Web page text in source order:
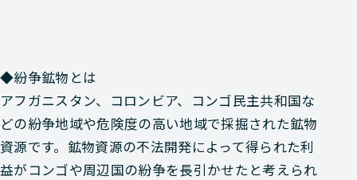
◆紛争鉱物とは
アフガニスタン、コロンビア、コンゴ民主共和国な
どの紛争地域や危険度の高い地域で採掘された鉱物
資源です。鉱物資源の不法開発によって得られた利
益がコンゴや周辺国の紛争を長引かせたと考えられ